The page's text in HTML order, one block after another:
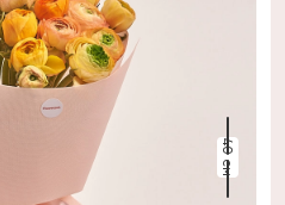
40 см